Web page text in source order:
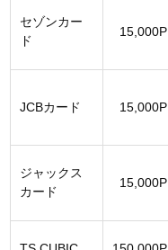
セゾンカー
ド
15,000P
JCBカード 15,000P
ジャックス
カード
15,000P